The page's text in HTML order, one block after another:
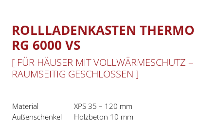
ROLLLADENKASTEN THERMO
RG 6000 VS
[ FÜR HÄUSER MIT VOLLWÄRMESCHUTZ –
RAUMSEITIG GESCHLOSSEN ]
Material
XPS 35 – 120 mm
Außenschenkel
Holzbeton 10 mm